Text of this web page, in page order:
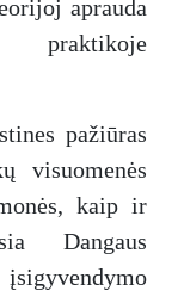
aprauda
praktikoje
pažiūras
visuomenės
kaip ir
Dangaus